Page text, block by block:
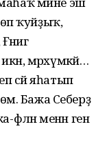
ҡуйҙыҡ,
мәрхүмкәй…
сәй яһатып
Бажа Себерҙә
менән генә